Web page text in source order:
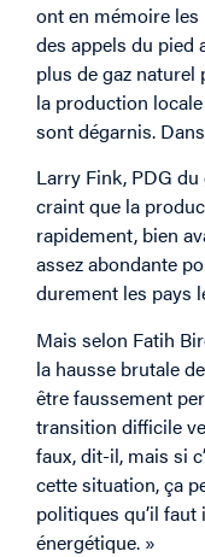
ont en mémoire
des appels du pied
plus de gaz naturel
la production
sont dégarnis.
Larry Fink, PDG
craint que la
rapidement, bien
assez abondante
durement les pays
Mais selon Fatih
la hausse brutale
être faussement
transition difficile
faux, dit-il, mais si
cette situation, ça
politiques qu’il
énergétique. »